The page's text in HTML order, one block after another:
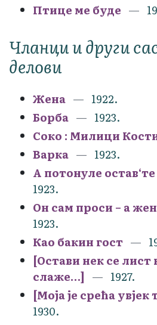
Птице ме буде
Чланци и други
делови
Жена
1922.
Борба
1923.
Соко : Милици
Варка
1923.
А потонуле
1923.
Он сам проси – а
1923.
Као бакин гост
[Остави нек се лист
слаже…]
1927.
[Моја је срећа
1930.